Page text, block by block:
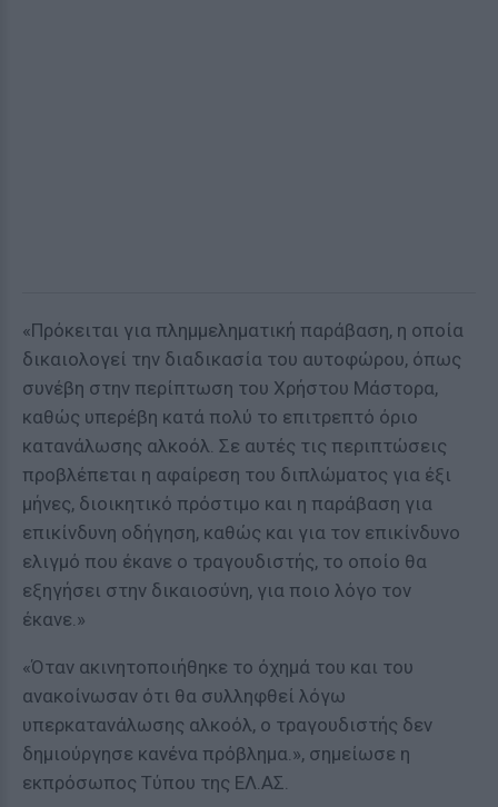
«Πρόκειται για πλημμεληματική παράβαση, η οποία
δικαιολογεί την διαδικασία του αυτοφώρου, όπως
συνέβη στην περίπτωση του Χρήστου Μάστορα,
καθώς υπερέβη κατά πολύ το επιτρεπτό όριο
κατανάλωσης αλκοόλ. Σε αυτές τις περιπτώσεις
προβλέπεται η αφαίρεση του διπλώματος για έξι
μήνες, διοικητικό πρόστιμο και η παράβαση για
επικίνδυνη οδήγηση, καθώς και για τον επικίνδυνο
ελιγμό που έκανε ο τραγουδιστής, το οποίο θα
εξηγήσει στην δικαιοσύνη, για ποιο λόγο τον
έκανε.»
«Όταν ακινητοποιήθηκε το όχημά του και του
ανακοίνωσαν ότι θα συλληφθεί λόγω
υπερκατανάλωσης αλκοόλ, ο τραγουδιστής δεν
δημιούργησε κανένα πρόβλημα.», σημείωσε η
εκπρόσωπος Τύπου της ΕΛ.ΑΣ.